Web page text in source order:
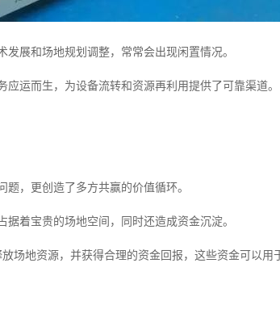
展和场地规划调整，常常会出现闲置情况。
运而生，为设备流转和资源再利用提供了可靠渠道。
，更创造了多方共赢的价值循环。
着宝贵的场地空间，同时还造成资金沉淀。
场地资源，并获得合理的资金回报，这些资金可以用